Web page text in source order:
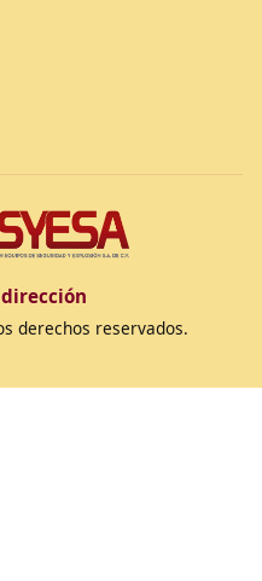
derechos reservados.